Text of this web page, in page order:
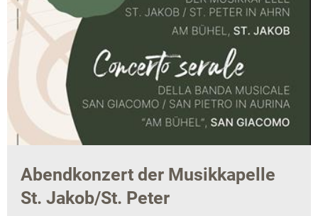
Abendkonzert der Musikkapelle
St. Jakob/St. Peter